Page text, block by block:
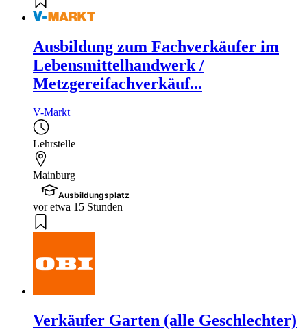
Ausbildung zum Fachverkäufer im
Lebensmittelhandwerk /
Metzgereifachverkäuf...
V-Markt
Lehrstelle
Mainburg
Ausbildungsplatz
vor etwa 15 Stunden
Verkäufer Garten (alle Geschlechter)